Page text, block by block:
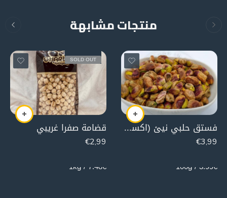
منتجات مشابهة
فستق حلبي نيئ (اكسترا)
€3,99
3.99€ / 100g
SOLD OUT
قضامة صفرا غريبي
€2,99
7.48€ / 1kg